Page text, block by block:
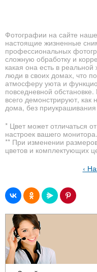
Фотографии на сайте
настоящие жизненные
профессиональных
сложную обработку и
какая она есть в
люди в своих домах, что
атмосферу уюта и
повседневной
всего демонстрируют, как
дома, без
* Цвет может отличаться
настроек вашего монитора.
** При изменении
цветов и комплектующих
‹